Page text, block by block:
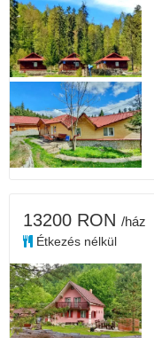
13200 RON /ház
Étkezés nélkül